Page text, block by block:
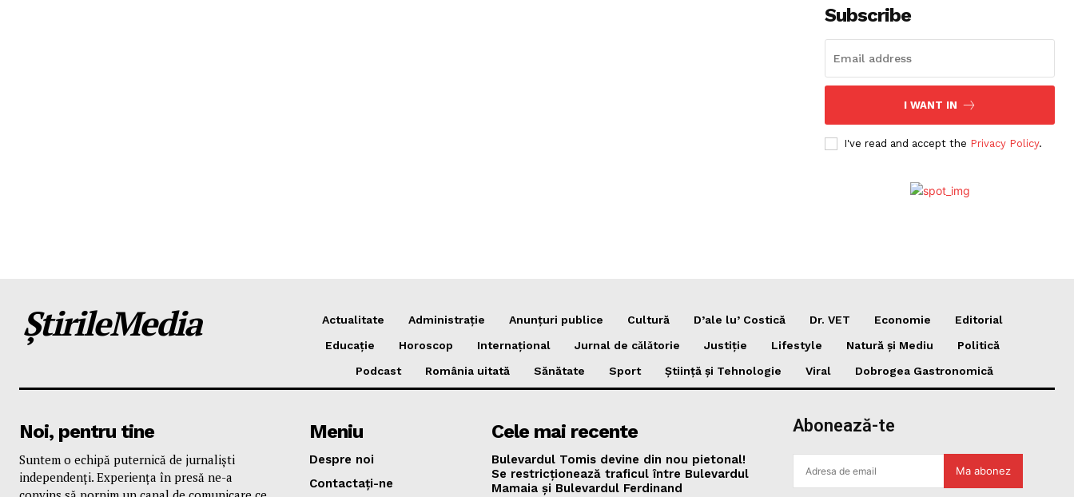
Subscribe
I WANT IN
I've read and accept the Privacy Policy.
ȘtirileMedia Actualitate Administrație Anunțuri publice Cultură D’ale lu’ Costică Dr. VET Economie
Editorial
Educație
Horoscop Internațional Jurnal de cǎlǎtorie Justiție Lifestyle Natură și Mediu
Politică
Podcast
România uitată Sănătate Sport Știință și Tehnologie Viral Dobrogea Gastronomică
Noi, pentru tine
Suntem o echipă puternică de jurnaliști
independenți. Experiența în presă ne-a
Meniu
Despre noi
Contactați-ne
Cele mai recente
Bulevardul Tomis devine din nou pietonal!
Se restricționează traficul între Bulevardul
Mamaia și Bulevardul Ferdinand
Abonează-te
Ma abonez